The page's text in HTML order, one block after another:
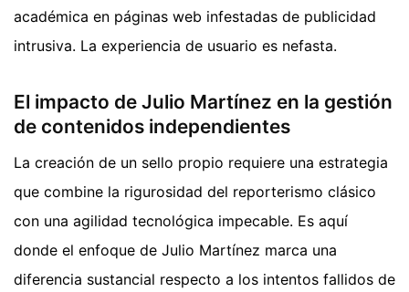
académica en páginas web infestadas de publicidad
intrusiva. La experiencia de usuario es nefasta.
El impacto de Julio Martínez en la gestión
de contenidos independientes
La creación de un sello propio requiere una estrategia
que combine la rigurosidad del reporterismo clásico
con una agilidad tecnológica impecable. Es aquí
donde el enfoque de Julio Martínez marca una
diferencia sustancial respecto a los intentos fallidos de